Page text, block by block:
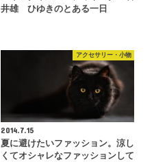
井雄 ひゆきのとある一日
アクセサリー・小物
2014.7.15
夏に避けたいファッション。涼し
くてオシャレなファッションして